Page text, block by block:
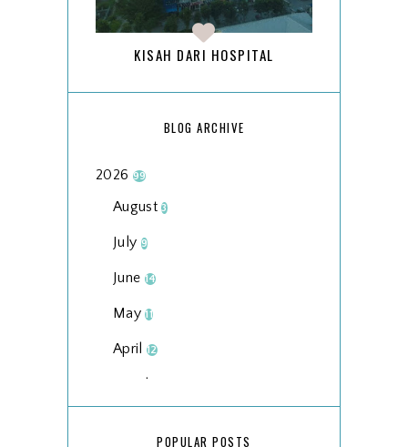
KISAH DARI HOSPITAL
BLOG ARCHIVE
2026 99
August3
July 9
June 14
May11
April 12
March
POPULAR POSTS